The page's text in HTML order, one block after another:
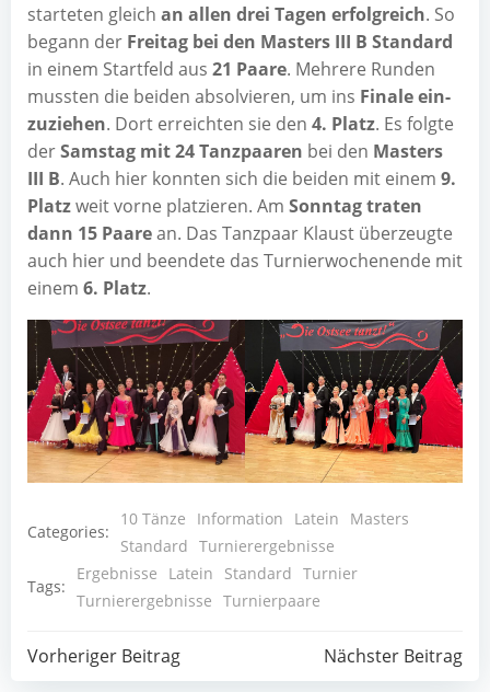
star­te­ten gleich an allen drei Tagen erfolg­reich. So
begann der Frei­tag bei den Mas­ters III B Stan­dard
in einem Start­feld aus 21 Paa­re. Meh­re­re Run­den
muss­ten die bei­den absol­vie­ren, um ins Fina­le ein­
zu­zie­hen. Dort erreich­ten sie den 4. Platz. Es folg­te
derSams­tag mit 24 Tanz­paa­ren bei den Mas­ters
III B. Auch hier konn­ten sich die bei­den mit einem 9.
Platzweit vor­ne plat­zie­ren. Am Sonn­tag tra­ten
dann 15 Paa­rean. Das Tanz­paar Klaust über­zeug­te
auch hier und been­de­te das Tur­nier­wo­chen­en­de mit
einem 6. Platz.
Categories:
10 Tänze Information Latein
Masters
Standard Turnierergebnisse
Tags:
Ergebnisse Latein Standard Turnier
Turnierergebnisse Turnierpaare
Post
Vorheriger Beitrag
PostNächster Beitrag